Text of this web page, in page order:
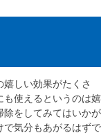
しい効果がたくさ
も使えるというのは嬉
除をしてみてはいかが
で気分もあがるはずで